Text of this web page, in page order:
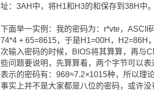
址：3AH中，将H1和H3的和保存到38H中
下面举一实例：我的密码为：r*vte，ASCII
74*4 + 65=8615，于是H1=00H，H2=86H
次输入密码的时候，BIOS将其算算，再与
些问题要说明，先算算看，两个字节可以
表示的密码有：968≈7.2×1015种，所以理
事实上并不是大家都是八位的密码，或许